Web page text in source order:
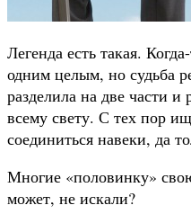
Легенда есть такая.
одним целым, но судьба
разделила на две части и
всему свету. С тех пор
соединиться навеки, да
Многие «половинку»
может, не искали?